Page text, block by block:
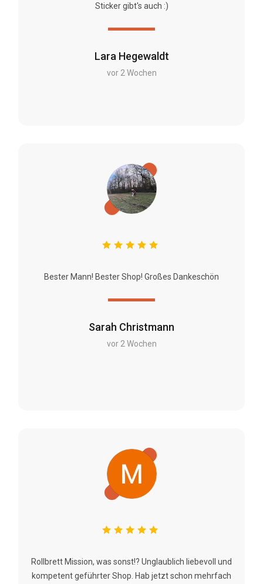
Lara Hegewaldt
vor 2 Wochen
Sticker gibt's auch :)
Sarah Christmann
vor 2 Wochen
Bester Mann! Bester Shop! Großes Dankeschön
Rollbrett Mission, was sonst!? Unglaublich liebevoll und
kompetent geführter Shop. Hab jetzt schon mehrfach